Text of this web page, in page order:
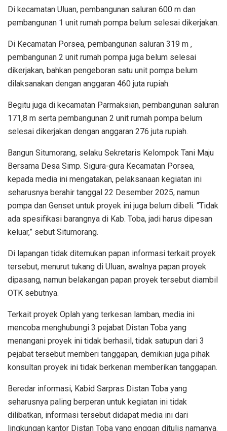
Di kecamatan Uluan, pembangunan saluran 600 m dan
pembangunan 1 unit rumah pompa belum selesai dikerjakan.
Di Kecamatan Porsea, pembangunan saluran 319 m ,
pembangunan 2 unit rumah pompa juga belum selesai
dikerjakan, bahkan pengeboran satu unit pompa belum
dilaksanakan dengan anggaran 460 juta rupiah.
Begitu juga di kecamatan Parmaksian, pembangunan saluran
171,8 m serta pembangunan 2 unit rumah pompa belum
selesai dikerjakan dengan anggaran 276 juta rupiah.
Bangun Situmorang, selaku Sekretaris Kelompok Tani Maju
Bersama Desa Simp. Sigura-gura Kecamatan Porsea,
kepada media ini mengatakan, pelaksanaan kegiatan ini
seharusnya berahir tanggal 22 Desember 2025, namun
pompa dan Genset untuk proyek ini juga belum dibeli. “Tidak
ada spesifikasi barangnya di Kab. Toba, jadi harus dipesan
keluar,” sebut Situmorang.
Di lapangan tidak ditemukan papan informasi terkait proyek
tersebut, menurut tukang di Uluan, awalnya papan proyek
dipasang, namun belakangan papan proyek tersebut diambil
OTK sebutnya.
Terkait proyek Oplah yang terkesan lamban, media ini
mencoba menghubungi 3 pejabat Distan Toba yang
menangani proyek ini tidak berhasil, tidak satupun dari 3
pejabat tersebut memberi tanggapan, demikian juga pihak
konsultan proyek ini tidak berkenan memberikan tanggapan.
Beredar informasi, Kabid Sarpras Distan Toba yang
seharusnya paling berperan untuk kegiatan ini tidak
dilibatkan, informasi tersebut didapat media ini dari
lingkungan kantor Distan Toba yang enggan ditulis namanya.